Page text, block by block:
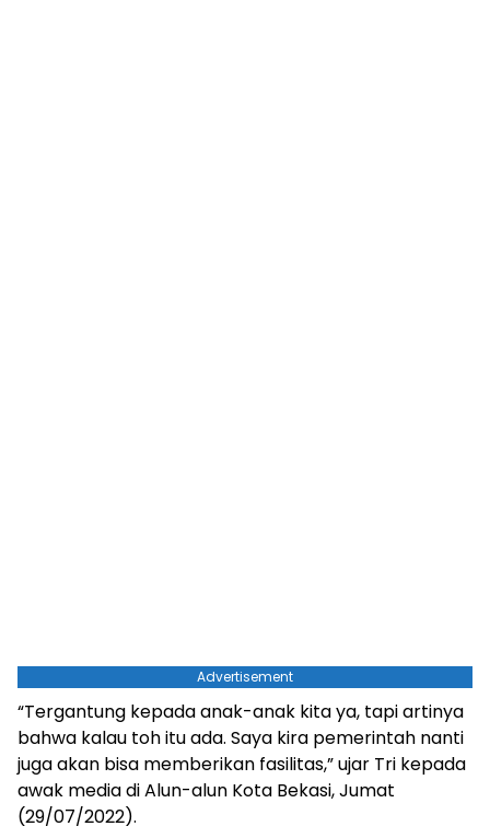
Advertisement
“Tergantung kepada anak-anak kita ya, tapi artinya
bahwa kalau toh itu ada. Saya kira pemerintah nanti
juga akan bisa memberikan fasilitas,” ujar Tri kepada
awak media di Alun-alun Kota Bekasi, Jumat
(29/07/2022).